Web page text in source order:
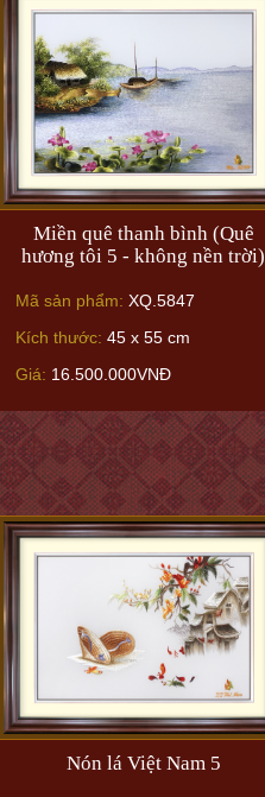
Miền quê thanh bình (Quê
hương tôi 5 - không nền trời)
Mã sản phẩm: XQ.5847
Kích thước: 45 x 55 cm
Giá: 16.500.000VNĐ
Nón lá Việt Nam 5